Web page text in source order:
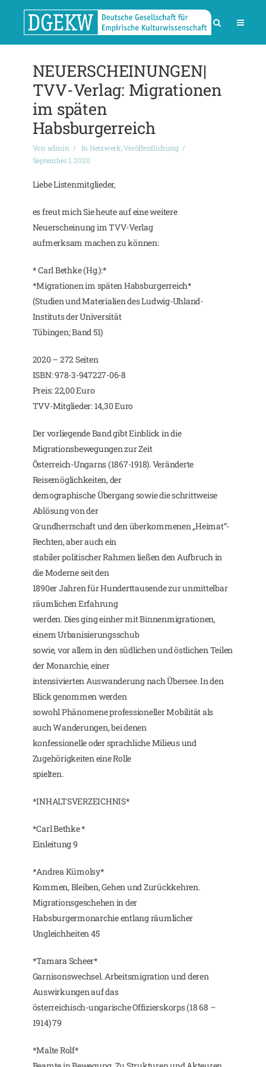
NEUERSCHEINUNGEN|
TVV-Verlag: Migrationen
im späten
Habsburgerreich
Von admin In Netzwerk,Veröffentlichung
September 1, 2020
Liebe Listenmitglieder,
es freut mich Sie heute auf eine weitere
Neuerscheinung im TVV-Verlag
aufmerksam machen zu können:
* Carl Bethke (Hg.):*
*Migrationen im späten Habsburgerreich*
(Studien und Materialien des Ludwig-Uhland-
Instituts der Universität
Tübingen; Band 51)
2020 – 272 Seiten
ISBN: 978-3-947227-06-8
Preis: 22,00 Euro
TVV-Mitglieder: 14,30 Euro
Der vorliegende Band gibt Einblick in die
Migrationsbewegungen zur Zeit
Österreich-Ungarns (1867-1918). Veränderte
Reisemöglichkeiten, der
demographische Übergang sowie die schrittweise
Ablösung von der
Grundherrschaft und den überkommenen „Heimat“-
Rechten, aber auch ein
stabiler politischer Rahmen ließen den Aufbruch in
die Moderne seit den
1890er Jahren für Hunderttausende zur unmittelbar
räumlichen Erfahrung
werden. Dies ging einher mit Binnenmigrationen,
einem Urbanisierungsschub
sowie, vor allem in den südlichen und östlichen Teilen
der Monarchie, einer
intensivierten Auswanderung nach Übersee. In den
Blick genommen werden
sowohl Phänomene professioneller Mobilität als
auch Wanderungen, bei denen
konfessionelle oder sprachliche Milieus und
Zugehörigkeiten eine Rolle
spielten.
*INHALTSVERZEICHNIS*
*Carl Bethke *
Einleitung 9
*Andrea Kümolsy*
Kommen, Bleiben, Gehen und Zurückkehren.
Migrationsgeschehen in der
Habsburgermonarchie entlang räumlicher
Ungleichheiten 45
*Tamara Scheer*
Garnisonswechsel. Arbeitsmigration und deren
Auswirkungen auf das
österreichisch-ungarische Offizierskorps (18 68 –
1914) 79
*Malte Rolf*